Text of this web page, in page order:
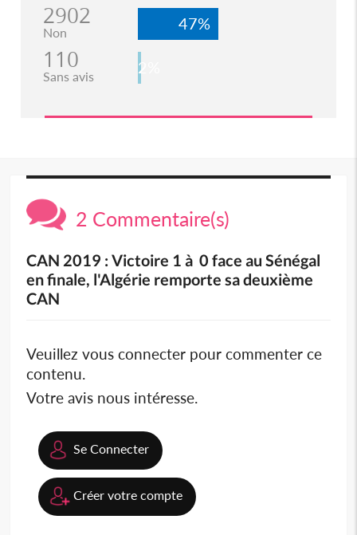
2902
Non 47%
110
Sans avis 2%
2 Commentaire(s)
CAN 2019 : Victoire 1 à 0 face au Sénégal
en finale, l'Algérie remporte sa deuxième
CAN
Veuillez vous connecter pour commenter ce
contenu.
Votre avis nous intéresse.
Se Connecter
Créer votre compte